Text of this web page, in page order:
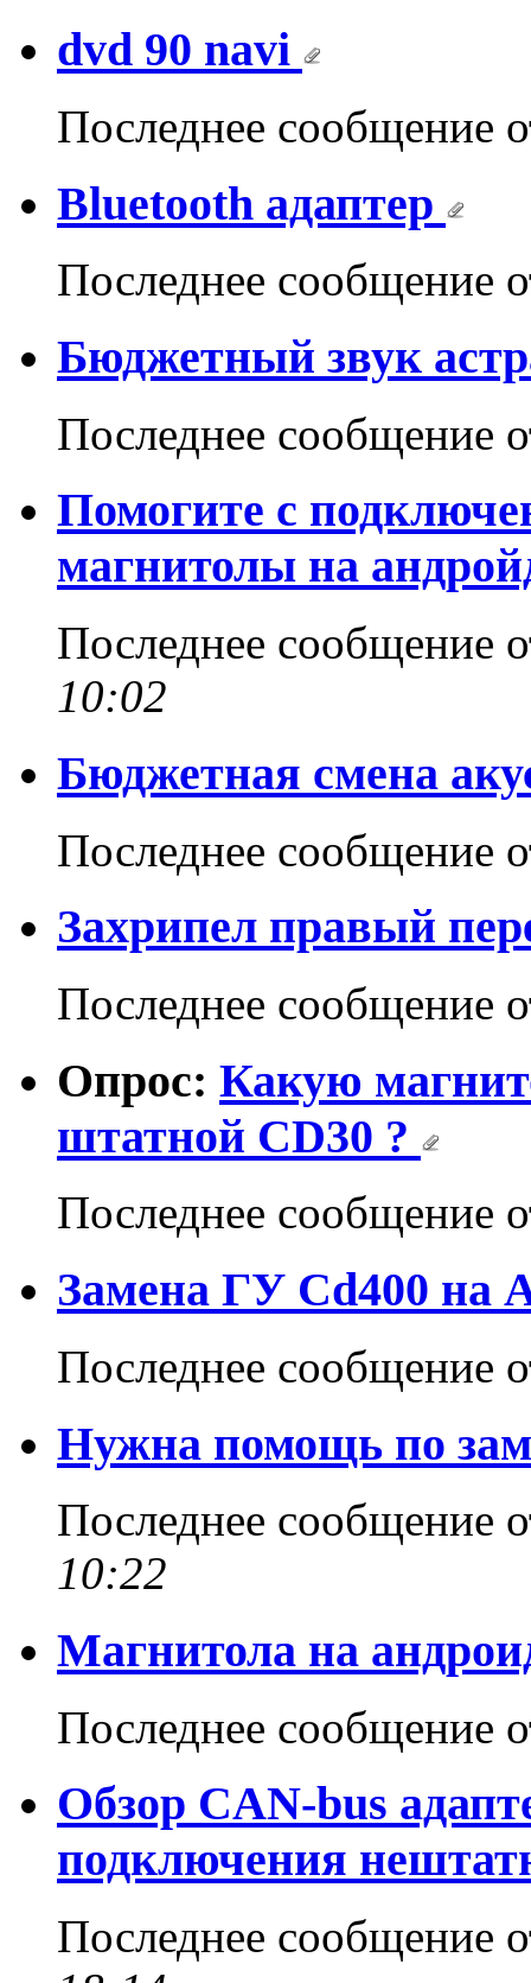
dvd 90 navi
Последнее сообщение
Bluetooth адаптер
Последнее сообщение
Бюджетный звук
Последнее сообщение
Помогите с
магнитолы на
Последнее сообщение
10:02
Бюджетная смена
Последнее сообщение
Захрипел правый
Последнее сообщение
Опрос: Какую
штатной CD30 ?
Последнее сообщение
Замена ГУ Cd400 на
Последнее сообщение
Нужна помощь по
Последнее сообщение
10:22
Магнитола на
Последнее сообщение
Обзор CAN-bus
подключения
Последнее сообщение